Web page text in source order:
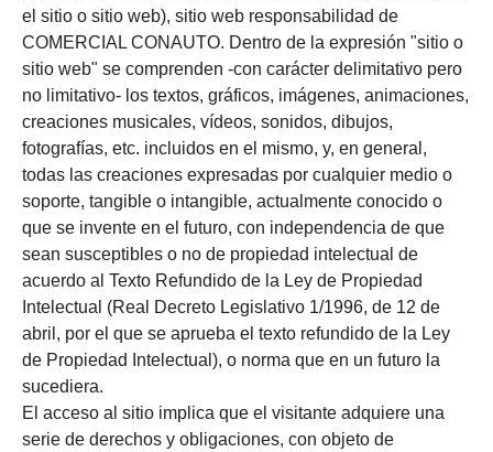
el sitio o sitio web), sitio web responsabilidad de
COMERCIAL CONAUTO. Dentro de la expresión "sitio o
sitio web" se comprenden -con carácter delimitativo pero
no limitativo- los textos, gráficos, imágenes, animaciones,
creaciones musicales, vídeos, sonidos, dibujos,
fotografías, etc. incluidos en el mismo, y, en general,
todas las creaciones expresadas por cualquier medio o
soporte, tangible o intangible, actualmente conocido o
que se invente en el futuro, con independencia de que
sean susceptibles o no de propiedad intelectual de
acuerdo al Texto Refundido de la Ley de Propiedad
Intelectual (Real Decreto Legislativo 1/1996, de 12 de
abril, por el que se aprueba el texto refundido de la Ley
de Propiedad Intelectual), o norma que en un futuro la
sucediera.
El acceso al sitio implica que el visitante adquiere una
serie de derechos y obligaciones, con objeto de